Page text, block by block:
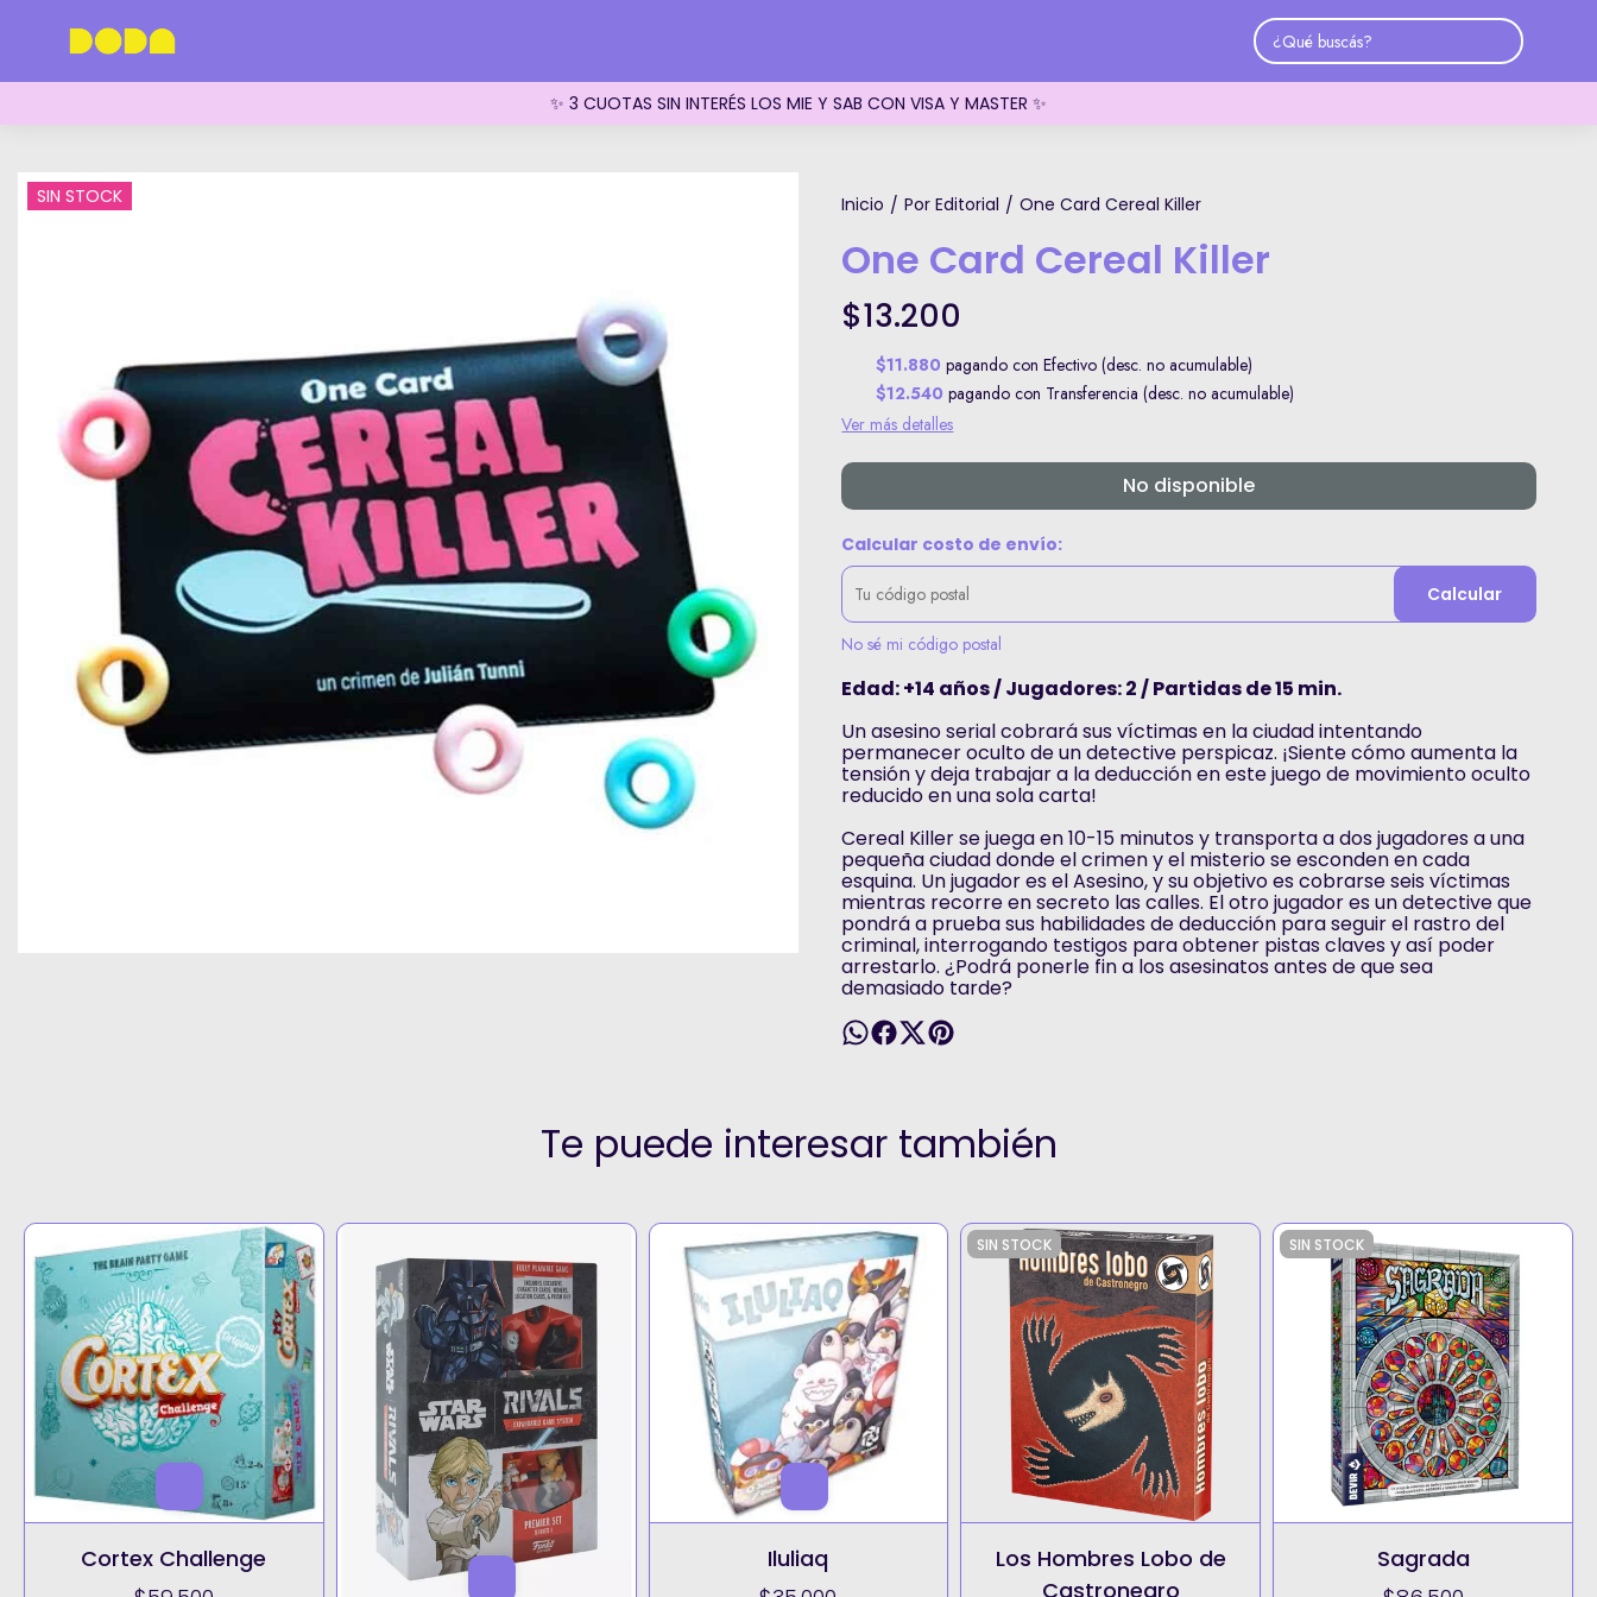
✨ 3 CUOTAS SIN INTERÉS LOS MIE Y SAB CON VISA Y MASTER ✨
SIN STOCK Inicio / Por Editorial / One Card Cereal Killer
One Card Cereal Killer
$13.200
$11.880 pagando con Efectivo (desc. no acumulable)
$12.540 pagando con Transferencia (desc. no acumulable)
Ver más detalles
No disponible
Calcular costo de envío:
Calcular
No sé mi código postal
Edad: +14 años / Jugadores: 2 / Partidas de 15 min.
Un asesino serial cobrará sus víctimas en la ciudad intentando
permanecer oculto de un detective perspicaz. ¡Siente cómo aumenta la
tensión y deja trabajar a la deducción en este juego de movimiento oculto
reducido en una sola carta!
Cereal Killer se juega en 10-15 minutos y transporta a dos jugadores a una
pequeña ciudad donde el crimen y el misterio se esconden en cada
esquina. Un jugador es el Asesino, y su objetivo es cobrarse seis víctimas
mientras recorre en secreto las calles. El otro jugador es un detective que
pondrá a prueba sus habilidades de deducción para seguir el rastro del
criminal, interrogando testigos para obtener pistas claves y así poder
arrestarlo. ¿Podrá ponerle fin a los asesinatos antes de que sea
demasiado tarde?
Te puede interesar también
Cortex Challenge
Iluliaq
SIN STOCK
Los Hombres Lobo de
Castronegro
SIN STOCK
Sagrada